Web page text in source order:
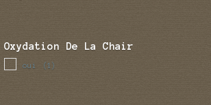
Oxydation De La Chair
oui (1)